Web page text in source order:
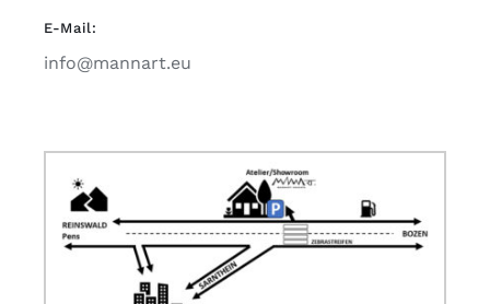
E-Mail:
info@mannart.eu